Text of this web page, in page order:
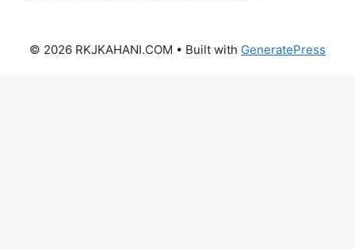
© 2026 RKJKAHANI.COM • Built with GeneratePress